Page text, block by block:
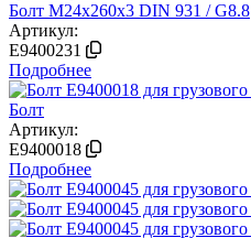
Болт М24х260х3 DIN 931 / G8.8
Артикул:
E9400231
Подробнее
Болт
Артикул:
E9400018
Подробнее